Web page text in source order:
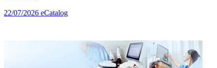
22/07/2026 eCatalog